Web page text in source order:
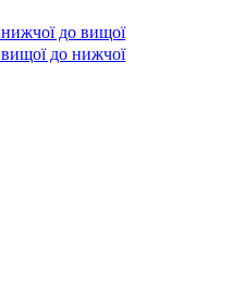
до вищої
до нижчої